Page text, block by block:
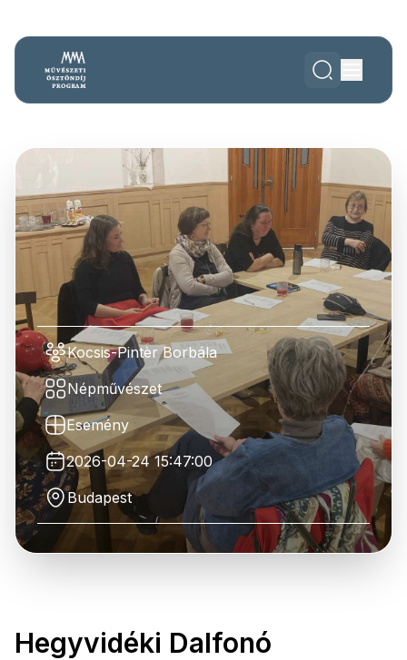
Kocsis-Pintèr Borbála
Népművészet
Esemény
2026-04-24 15:47:00
Budapest
Hegyvidéki Dalfonó